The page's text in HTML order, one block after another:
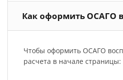
Как оформить ОСАГО
Чтобы оформить ОСАГО
расчета в начале страницы: